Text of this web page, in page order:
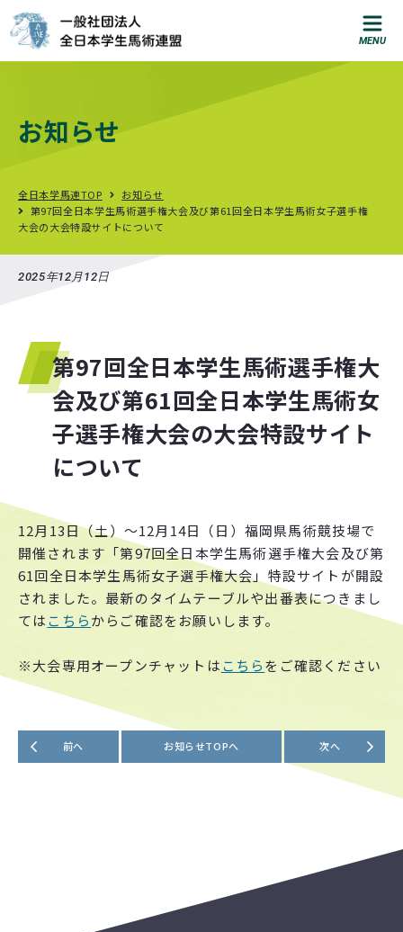
Tel:03- 3 97- 5612
入部に関するお問い合わせ
馬術をはじめるに
術部M
大
ケジュール
果
類ダウンロード
種お知ら
アクセス
〒104-0033
東京都中央区新川2-6-16 馬事畜産会館405
[電話受付時間] 10:00〜17:00（火・水・木）
織
03-3297-5612
お知らせ
全日本学馬連TOP
お知らせ
第97回全日本学生馬術選手権大会及び第61回全日本学生馬術女子選手権
大会の大会特設サイトについて
第97回全日本学生馬術選手権大
会及び第61回全日本学生馬術女
子選手権大会の大会特設サイト
について
2025年12月12日
12月13日（土）～12月14日（日）福岡県馬術競技場で
開催されます「第97回全日本学生馬術選手権大会及び第
61回全日本学生馬術女子選手権大会」特設サイトが開設
されました。最新のタイムテーブルや出番表につきまし
てはこちらからご確認をお願いします。
※大会専用オープンチャットはこちらをご確認ください
前へ お知らせTOPへ 次へ